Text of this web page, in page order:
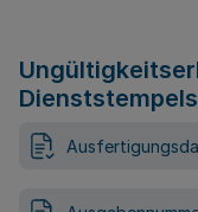
Dienststempels